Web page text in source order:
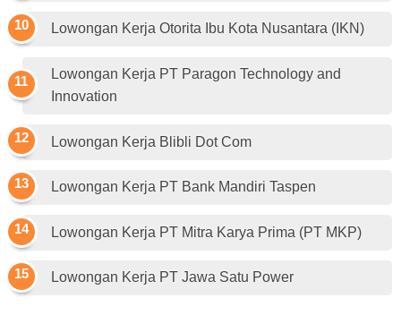
Lowongan Kerja Otorita Ibu Kota Nusantara (IKN)
Lowongan Kerja PT Paragon Technology and
Innovation
Lowongan Kerja Blibli Dot Com
Lowongan Kerja PT Bank Mandiri Taspen
Lowongan Kerja PT Mitra Karya Prima (PT MKP)
Lowongan Kerja PT Jawa Satu Power